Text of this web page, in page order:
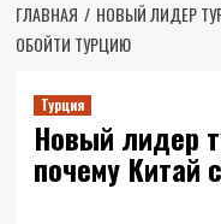
ГЛАВНАЯ
НОВЫЙ ЛИДЕР
ОБОЙТИ ТУРЦИЮ
Турция
Новый лидер
почему Китай